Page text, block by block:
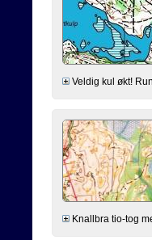
Veldig kul økt!
Knallbra tio-tog